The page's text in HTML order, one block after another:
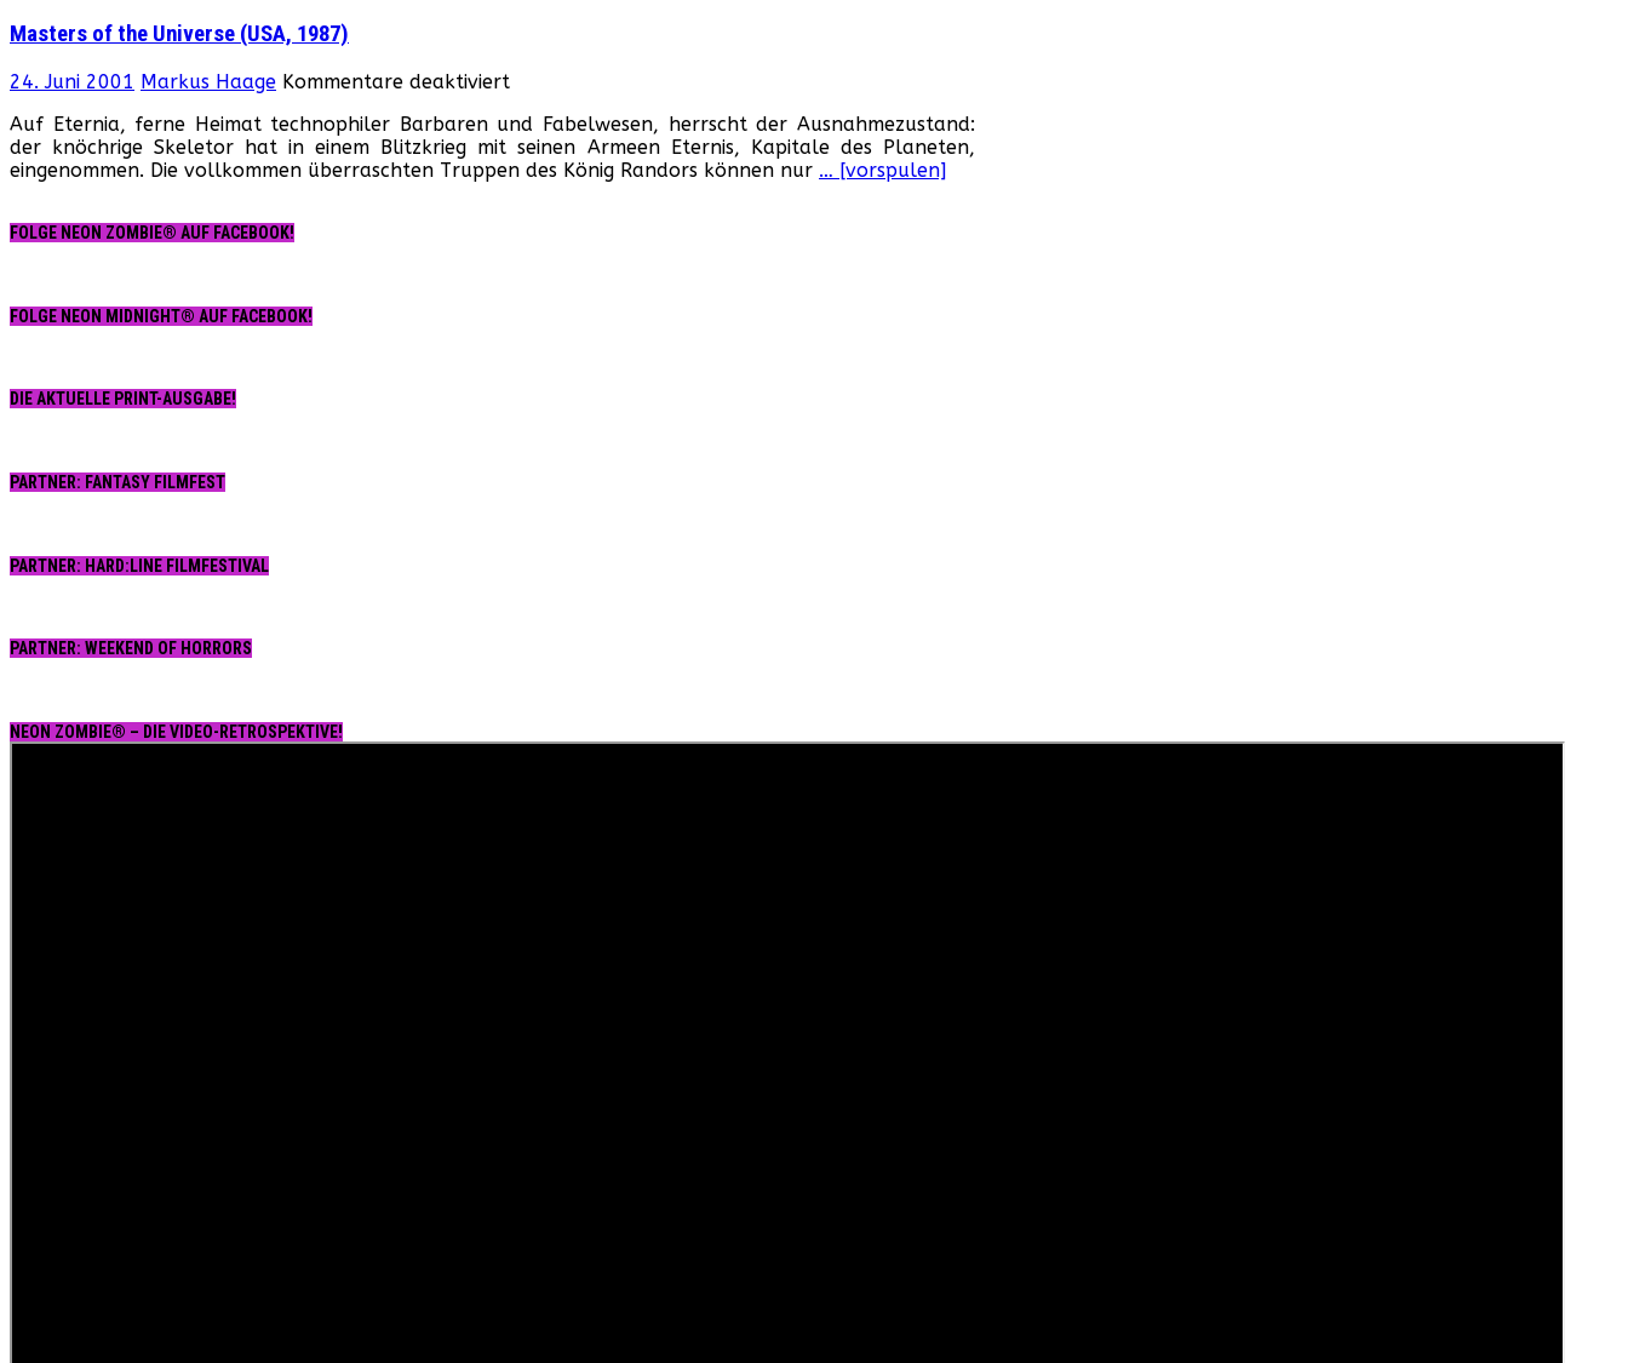
Masters of the Universe (USA, 1987)
24. Juni 2001 Markus Haage Kommentare deaktiviert
of
the
Universe
Auf Eternia, ferne Heimat technophiler Barbaren und Fabelwesen, herrscht der Ausnahmezustand:
der knöchrige Skeletor hat in einem Blitzkrieg mit seinen Armeen Eternis, Kapitale des Planeten,
eingenommen. Die vollkommen überraschten Truppen des König Randors können nur … [vorspulen]
FOLGE NEON ZOMBIE® AUF FACEBOOK!
FOLGE NEON MIDNIGHT® AUF FACEBOOK!
DIE AKTUELLE PRINT-AUSGABE!
PARTNER: FANTASY FILMFEST
PARTNER: HARD:LINE FILMFESTIVAL
PARTNER: WEEKEND OF HORRORS
NEON ZOMBIE® – DIE VIDEO-RETROSPEKTIVE!